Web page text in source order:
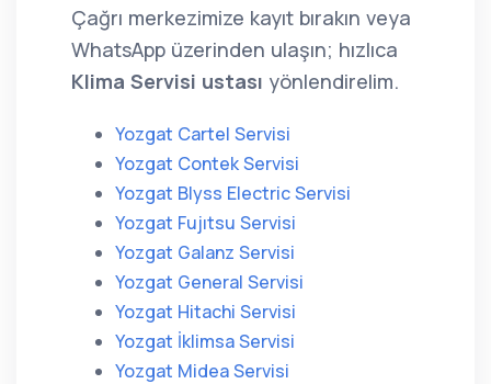
Çağrı merkezimize kayıt bırakın veya
WhatsApp üzerinden ulaşın; hızlıca
Klima Servisi ustası yönlendirelim.
Yozgat Cartel Servisi
Yozgat Contek Servisi
Yozgat Blyss Electric Servisi
Yozgat Fujıtsu Servisi
Yozgat Galanz Servisi
Yozgat General Servisi
Yozgat Hitachi Servisi
Yozgat İklimsa Servisi
Yozgat Midea Servisi